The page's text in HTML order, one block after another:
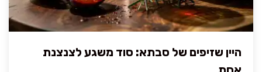
היין שזיפים של סבתא: סוד משגע לצנצנת